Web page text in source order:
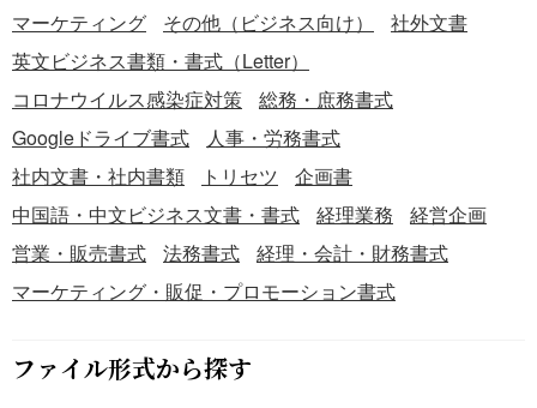
マーケティング
その他（ビジネス向け）
社外文書
英文ビジネス書類・書式（Letter）
コロナウイルス感染症対策
総務・庶務書式
Googleドライブ書式
人事・労務書式
社内文書・社内書類
トリセツ
企画書
中国語・中文ビジネス文書・書式
経理業務
経営企画
営業・販売書式
法務書式
経理・会計・財務書式
マーケティング・販促・プロモーション書式
ファイル形式から探す